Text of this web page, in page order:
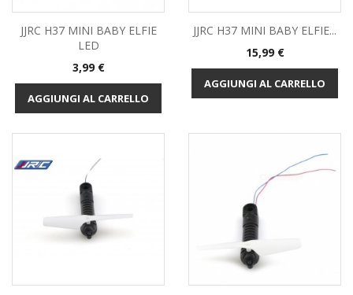
JJRC H37 MINI BABY ELFIE
LED
Prezzo
3,99 €
AGGIUNGI AL CARRELLO
JJRC H37 MINI BABY ELFIE...
Prezzo
15,99 €
AGGIUNGI AL CARRELLO